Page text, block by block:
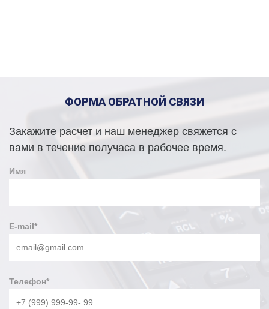
ФОРМА ОБРАТНОЙ СВЯЗИ
Закажите расчет и наш менеджер свяжется с
вами в течение получаса в рабочее время.
Имя
E-mail*
Телефон*